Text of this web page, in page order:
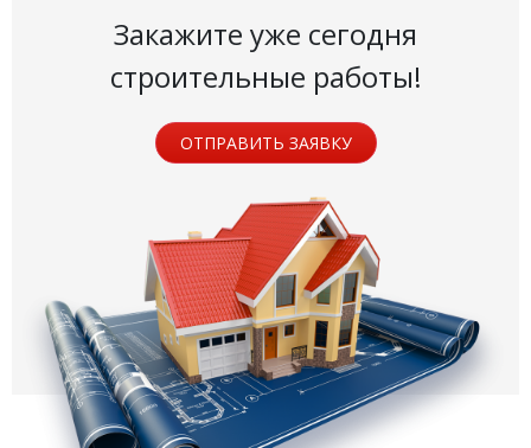
Закажите уже сегодня
строительные работы!
ОТПРАВИТЬ ЗАЯВКУ